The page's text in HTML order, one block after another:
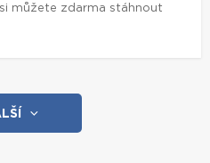
můžete zdarma stáhnout